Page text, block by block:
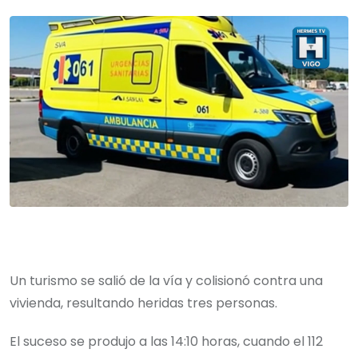
Email
Un turismo se salió de la vía y colisionó contra una
vivienda, resultando heridas tres personas.
El suceso se produjo a las 14:10 horas, cuando el 112